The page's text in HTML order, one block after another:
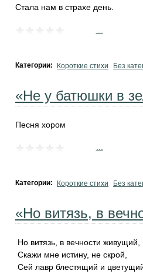
Стала нам в страхе день.
Категории: Короткие стихи Без
«Не у батюшки в
Песня хором
Категории: Короткие стихи Без
«Но витязь, в
‎ Но витязь, в вечности живущий,
‎ Скажи мне истину, не скрой,
Сей лавр блестящий и